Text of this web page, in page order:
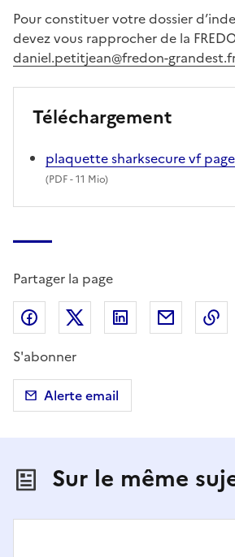
Pour constituer votre dossier
devez vous rapprocher de la
daniel.petitjean@fredon-
Téléchargement
plaquette sharksecure vf
(PDF- 11 Mio)
Partager la page
Partager sur Facebook
Partager sur X
Partager sur
S'abonner
Alerte email
Sur le même